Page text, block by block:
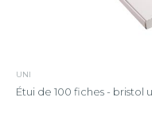
UNI
Étui de 100 fiches - bristol